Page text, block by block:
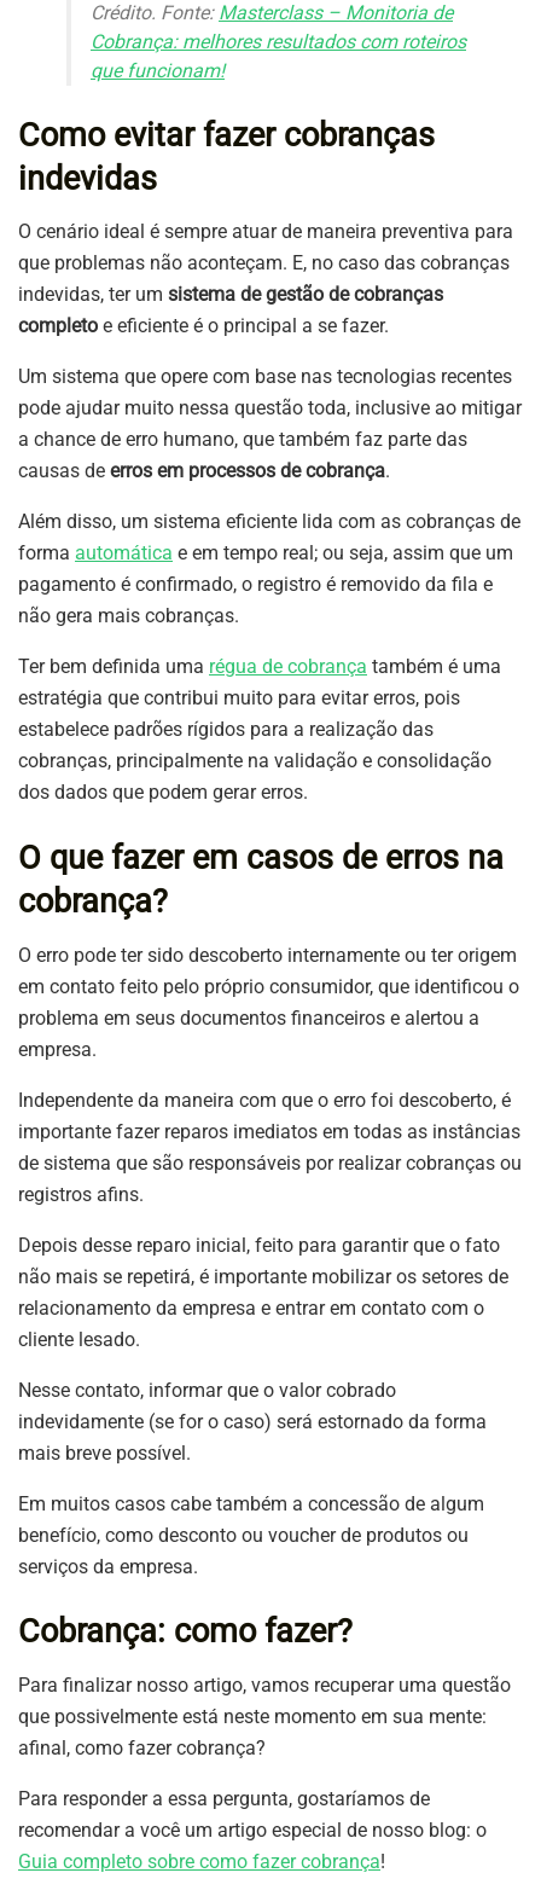
Crédito. Fonte: Masterclass – Monitoria de
Cobrança: melhores resultados com roteiros
que funcionam!
Como evitar fazer cobranças
indevidas
O cenário ideal é sempre atuar de maneira preventiva para
que problemas não aconteçam. E, no caso das cobranças
indevidas, ter um sistema de gestão de cobranças
completo e eficiente é o principal a se fazer.
Um sistema que opere com base nas tecnologias recentes
pode ajudar muito nessa questão toda, inclusive ao mitigar
a chance de erro humano, que também faz parte das
causas de erros em processos de cobrança.
Além disso, um sistema eficiente lida com as cobranças de
forma automática e em tempo real; ou seja, assim que um
pagamento é confirmado, o registro é removido da fila e
não gera mais cobranças.
Ter bem definida uma régua de cobrança também é uma
estratégia que contribui muito para evitar erros, pois
estabelece padrões rígidos para a realização das
cobranças, principalmente na validação e consolidação
dos dados que podem gerar erros.
O que fazer em casos de erros na
cobrança?
O erro pode ter sido descoberto internamente ou ter origem
em contato feito pelo próprio consumidor, que identificou o
problema em seus documentos financeiros e alertou a
empresa.
Independente da maneira com que o erro foi descoberto, é
importante fazer reparos imediatos em todas as instâncias
de sistema que são responsáveis por realizar cobranças ou
registros afins.
Depois desse reparo inicial, feito para garantir que o fato
não mais se repetirá, é importante mobilizar os setores de
relacionamento da empresa e entrar em contato com o
cliente lesado.
Nesse contato, informar que o valor cobrado
indevidamente (se for o caso) será estornado da forma
mais breve possível.
Em muitos casos cabe também a concessão de algum
benefício, como desconto ou voucher de produtos ou
serviços da empresa.
Cobrança: como fazer?
Para finalizar nosso artigo, vamos recuperar uma questão
que possivelmente está neste momento em sua mente:
afinal, como fazer cobrança?
Para responder a essa pergunta, gostaríamos de
recomendar a você um artigo especial de nosso blog: o
Guia completo sobre como fazer cobrança!